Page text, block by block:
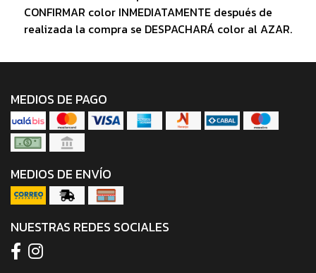
CONFIRMAR color INMEDIATAMENTE después de
realizada la compra se DESPACHARÁ color al AZAR.
MEDIOS DE PAGO
MEDIOS DE ENVÍO
NUESTRAS REDES SOCIALES